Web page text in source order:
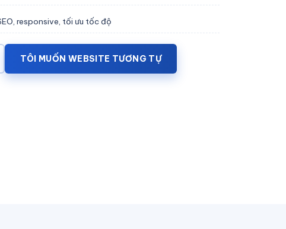
responsive, tối ưu tốc độ
TÔI MUỐN WEBSITE TƯƠNG TỰ